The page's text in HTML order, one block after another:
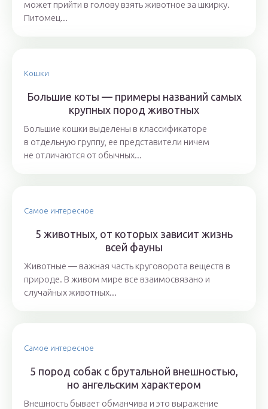
может прийти в голову взять животное за шкирку.
Питомец...
Кошки
Большие коты — примеры названий самых
крупных пород животных
Большие кошки выделены в классификаторе
в отдельную группу, ее представители ничем
не отличаются от обычных...
Самое интересное
5 животных, от которых зависит жизнь
всей фауны
Животные — важная часть круговорота веществ в
природе. В живом мире все взаимосвязано и
случайных животных...
Самое интересное
5 пород собак с брутальной внешностью,
но ангельским характером
Внешность бывает обманчива и это выражение